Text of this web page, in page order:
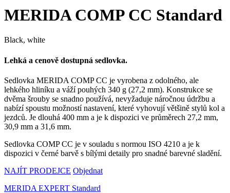
MERIDA COMP CC Standard
Black, white
Lehká a cenově dostupná sedlovka.
Sedlovka MERIDA COMP CC je vyrobena z odolného, ale
lehkého hliníku a váží pouhých 340 g (27,2 mm). Konstrukce se
dvěma šrouby se snadno používá, nevyžaduje náročnou údržbu a
nabízí spoustu možností nastavení, které vyhovují většině stylů kol a
jezdců. Je dlouhá 400 mm a je k dispozici ve průměrech 27,2 mm,
30,9 mm a 31,6 mm.
Sedlovka COMP CC je v souladu s normou ISO 4210 a je k
dispozici v černé barvě s bílými detaily pro snadné barevné sladění.
NAJÍT PRODEJCE Objednat
MERIDA EXPERT Standard